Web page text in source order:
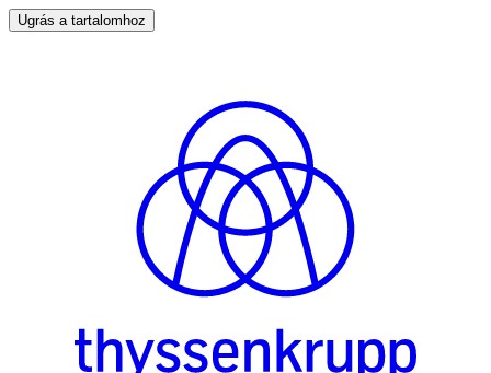
Ugrás a tartalomhoz